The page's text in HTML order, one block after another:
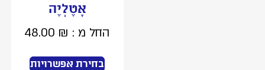
אָטֶלְיֶה
החל מ : 48.00₪
בחירת אפשרויות